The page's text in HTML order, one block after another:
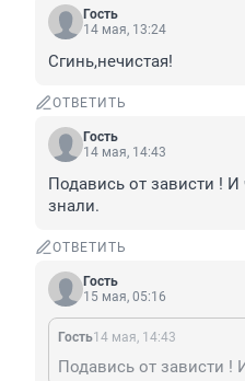
Гость
14 мая, 13:24
Сгинь,нечистая!
ОТВЕТИТЬ
Гость
14 мая, 14:43
Подавись от зависти ! И
знали.
ОТВЕТИТЬ
Гость
15 мая, 05:16
Гость14 мая, 14:43